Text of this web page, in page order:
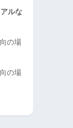
ルな
の場
の場